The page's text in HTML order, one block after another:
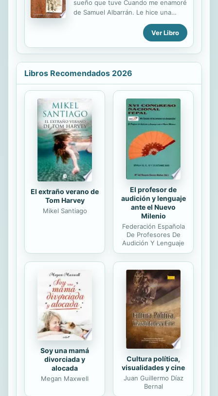
mismo claramente y revela la herida
existencia. «Si tus fotografías no son
suficientemente buenas, es que no
te has acercado bastante». ...
sueño que tuve Cuando me enamoré
de Samuel Albarrán. Le hice una
deseo: “Algún día me gustaría
escribir un libro sobre eso”... le dije
que más tocó mi corazón fue la
historia de su hermanita Ruth. Han
lo he podido hacer. Que Dios sea
glorificado a través de esta historia
de amor y entrega a su servicio.
Ver Libro
Libros Recomendados 2026
El extraño verano de
Tom Harvey
Mikel Santiago
El profesor de
audición y lenguaje
ante el Nuevo
Milenio
Federación Española
De Profesores De
Audición Y Lenguaje
Soy una mamá
divorciada y
alocada
Megan Maxwell
Cultura política,
visualidades y cine
Juan Guillermo Díaz
Bernal